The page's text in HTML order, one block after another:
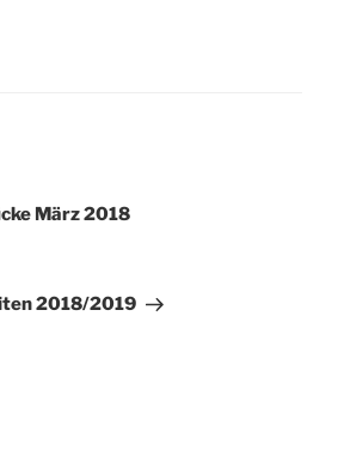
März 2018
2018/2019